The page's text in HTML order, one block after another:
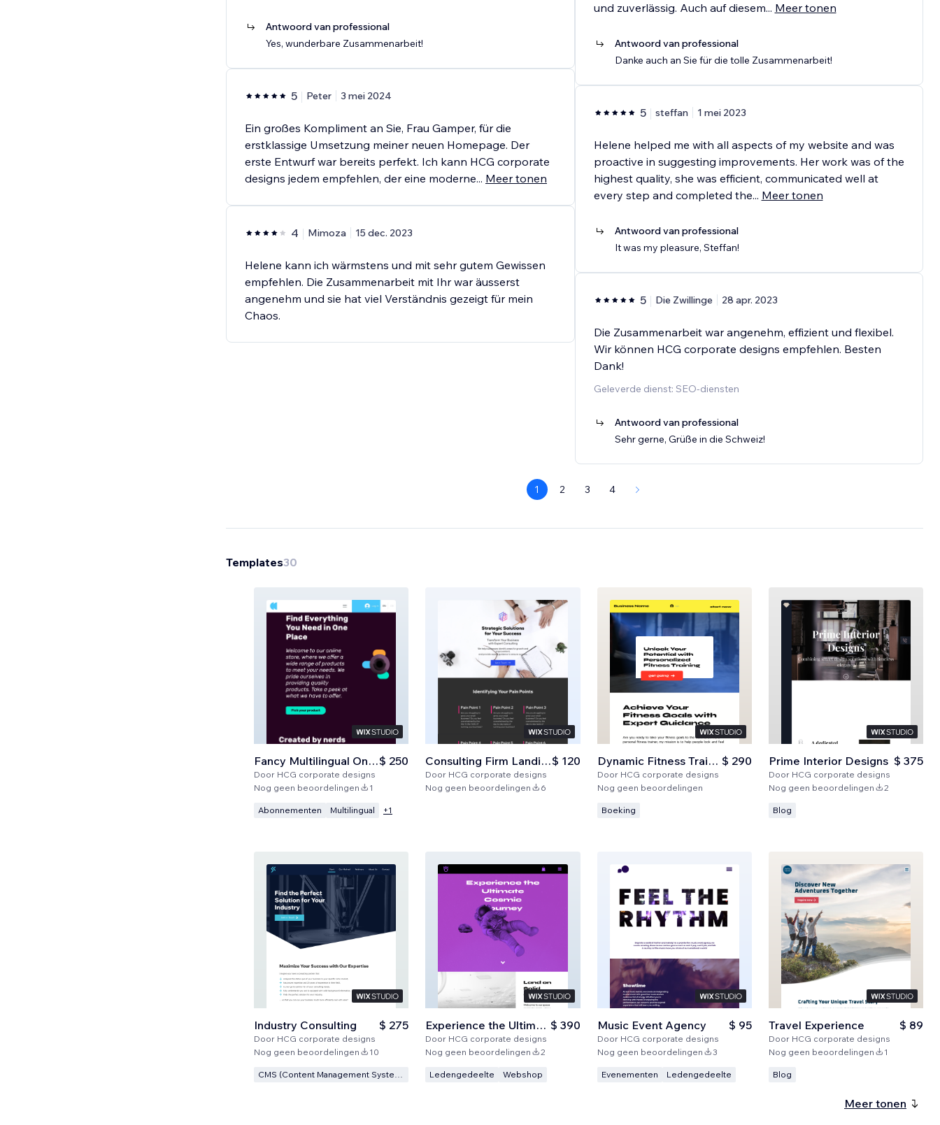
Antwoord van professional
Yes, wunderbare Zusammenarbeit!
5 Peter 3 mei 2024
Ein großes Kompliment an Sie, Frau Gamper, für die
erstklassige Umsetzung meiner neuen Homepage. Der
erste Entwurf war bereits perfekt. Ich kann HCG corporate
designs jedem empfehlen, der eine moderne... Meer tonen
4 Mimoza 15 dec. 2023
Helene kann ich wärmstens und mit sehr gutem Gewissen
empfehlen. Die Zusammenarbeit mit Ihr war äusserst
angenehm und sie hat viel Verständnis gezeigt für mein
Chaos.
und zuverlässig. Auch auf diesem... Meer tonen
Antwoord van professional
Danke auch an Sie für die tolle Zusammenarbeit!
5 steffan 1 mei 2023
Helene helped me with all aspects of my website and was
proactive in suggesting improvements. Her work was of the
highest quality, she was efficient, communicated well at
every step and completed the... Meer tonen
Antwoord van professional
It was my pleasure, Steffan!
5 Die Zwillinge 28 apr. 2023
Die Zusammenarbeit war angenehm, effizient und flexibel.
Wir können HCG corporate designs empfehlen. Besten
Dank!
Geleverde dienst: SEO-diensten
Antwoord van professional
Sehr gerne, Grüße in die Schweiz!
1 2 3 4
Templates30
Fancy Multilingual Online Shop
Door HCG corporate designs
$ 250
Nog geen beoordelingen 1
Abonnementen Multilingual +1
Consulting Firm Landing Page
Door HCG corporate designs
$ 120
Nog geen beoordelingen 6
Dynamic Fitness Training
Door HCG corporate designs
$ 290
Nog geen beoordelingen
Boeking
Prime Interior Designs
Door HCG corporate designs
$ 375
Nog geen beoordelingen 2
Blog
Industry Consulting
Door HCG corporate designs
$ 275
Nog geen beoordelingen 10
Experience the Ultimate Cosmic Journey
Door HCG corporate designs
$ 390
Nog geen beoordelingen 2
Ledengedeelte Webshop
Music Event Agency
Door HCG corporate designs
$ 95
Nog geen beoordelingen 3
Evenementen Ledengedeelte
Travel Experience
Door HCG corporate designs
$ 89
Nog geen beoordelingen 1
Blog
Meer tonen